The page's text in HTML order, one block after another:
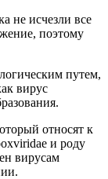
не исчезли все
поэтому
путем,
вирус
относят к
и роду
вирусам